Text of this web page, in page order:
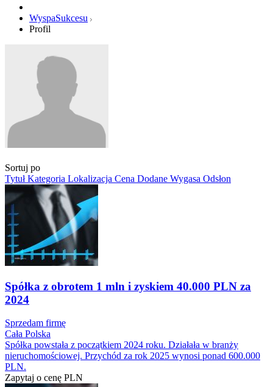
WyspaSukcesu
Profil
Sortuj po
TytułKategoria Lokalizacja Cena Dodane Wygasa Odsłon
Spółka z obrotem 1 mln i zyskiem 40.000 PLN za
2024
Sprzedam firmę
Cała Polska
Spółka powstała z początkiem 2024 roku. Działała w branży
nieruchomościowej. Przychód za rok 2025 wynosi ponad 600.000
PLN.
Zapytaj o cenę PLN